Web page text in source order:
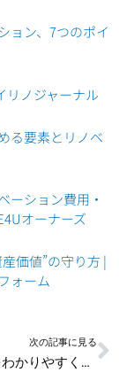
ョン、7つのポイ
リノジャーナル
る要素とリノベ
ーション費用・
オーナーズ
価値”の守り方 |
ォーム
次の記事に見る
経済の基本をわかりやすく解説！GDP、貯蓄、インフレの基礎